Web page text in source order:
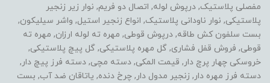
مفصلی پلاستیک, درپوش لوله, اتصال دو فریم, نوار زیر زنجیر
پلاستیکی, نوار ناودانی پلاستیک, انواع زنجیر استیل, واشر سیلیکون,
بست سلفون کش طاقه, درپوش قوطی, مهره ته لوله ارزان, مهره ته
قوطی, فروش قفل فشاری, گل مهره پلاستیکی, گل پیچ پلاستیکی,
خروسکی چهار پرچ دار, قیمت المکی, دسته مچی, دسته فرز پیچ دار,
دسته فرز مهره دار, زنجیر مدول دار, چرخ دنده, یاتاقان ضد آب, بست